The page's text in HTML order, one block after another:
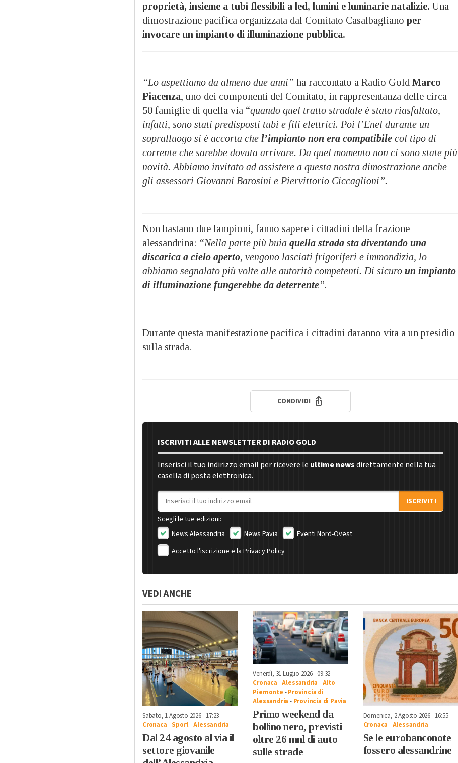
proprietà, insieme a tubi flessibili a led, lumini e luminarie natalizie. Una
dimostrazione pacifica organizzata dal Comitato Casalbagliano per
invocare un impianto di illuminazione pubblica.
“Lo aspettiamo da almeno due anni” ha raccontato a Radio Gold Marco
Piacenza, uno dei componenti del Comitato, in rappresentanza delle circa
50 famiglie di quella via “quando quel tratto stradale è stato riasfaltato,
infatti, sono stati predisposti tubi e fili elettrici. Poi l’Enel durante un
sopralluogo si è accorta che l’impianto non era compatibile col tipo di
corrente che sarebbe dovuta arrivare. Da quel momento non ci sono state più
novità. Abbiamo invitato ad assistere a questa nostra dimostrazione anche
gli assessori Giovanni Barosini e Piervittorio Ciccaglioni”.
Non bastano due lampioni, fanno sapere i cittadini della frazione
alessandrina: “Nella parte più buia quella strada sta diventando una
discarica a cielo aperto, vengono lasciati frigoriferi e immondizia, lo
abbiamo segnalato più volte alle autorità competenti. Di sicuro un impianto
di illuminazione fungerebbe da deterrente”.
Durante questa manifestazione pacifica i cittadini daranno vita a un presidio
sulla strada.
CONDIVIDI
ISCRIVITI ALLE NEWSLETTER DI RADIO GOLD
Inserisci il tuo indirizzo email per ricevere le ultime newsdirettamente nella tua
casella di posta elettronica.
Indirizzo email
ISCRIVITI
Scegli le tue edizioni:
News Alessandria
News Pavia
Eventi Nord-Ovest
Accetto l'iscrizione e la Privacy Policy
VEDI ANCHE
Sabato, 1 Agosto 2026 - 17:23
Cronaca-Sport -Alessandria
Dal 24 agosto al via il
settore giovanile
Venerdì, 31 Luglio 2026 - 09:32
Cronaca -Alessandria -Alto
Piemonte -Provincia di
Alessandria - Provincia di Pavia
Primo weekend da
bollino nero, previsti
oltre 26 mnl di auto
sulle strade
Domenica, 2 Agosto 2026 - 16:55
Cronaca -Alessandria
Se le eurobanconote
fossero alessandrine